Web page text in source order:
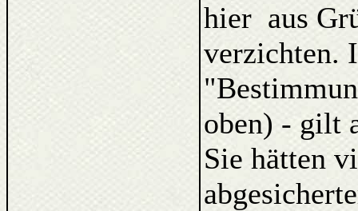
hier aus
verzichten.
oben) - gilt
Sie hätten